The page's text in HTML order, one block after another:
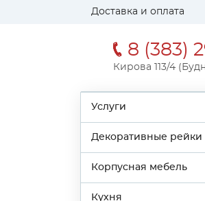
Доставка и оплата
8 (383)
Кирова 113/4
Услуги
Декоративные рейки
Корпусная мебель
Кухня